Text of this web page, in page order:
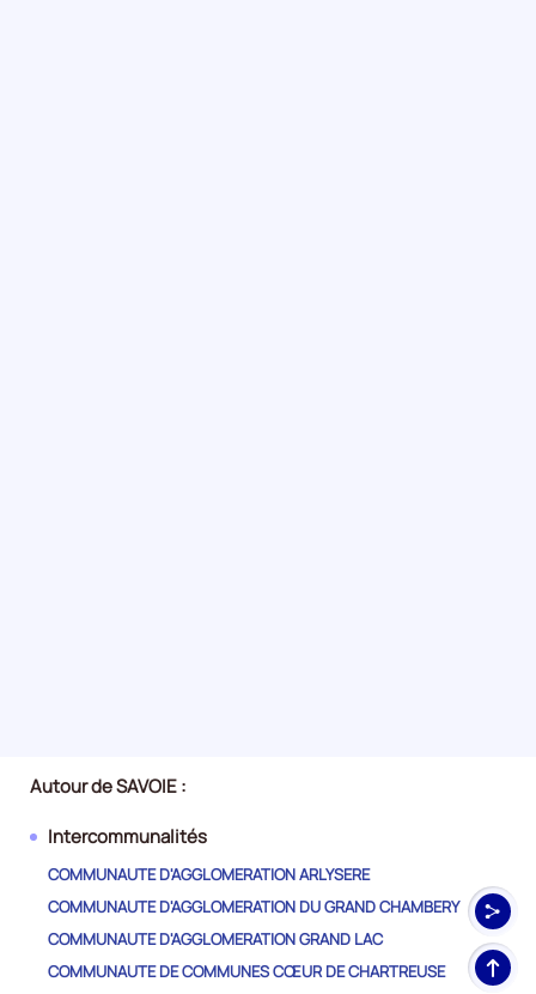
Autour de SAVOIE :
Intercommunalités
COMMUNAUTE D'AGGLOMERATION ARLYSERE
COMMUNAUTE D'AGGLOMERATION DU GRAND CHAMBERY
COMMUNAUTE D'AGGLOMERATION GRAND LAC
COMMUNAUTE DE COMMUNES CŒUR DE CHARTREUSE
Haut
de